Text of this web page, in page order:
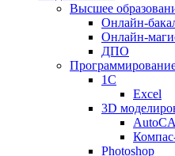
Высшее
Онлайн-
Онлайн-
ДПО
1С
Excel
3D
Photoshop